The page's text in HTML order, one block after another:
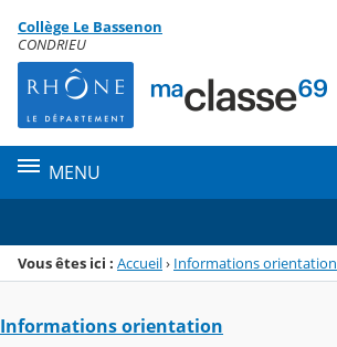
Menu de la rubrique
Contenu
Collège Le Bassenon
CONDRIEU
MENU
Vous êtes ici : Accueil› Informations orientation
Informations orientation